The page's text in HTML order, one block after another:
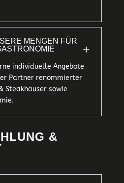
MENGEN FÜR E
B
L
individuelle Angebote
Partner renommierter
Steakhäuser sowie
&